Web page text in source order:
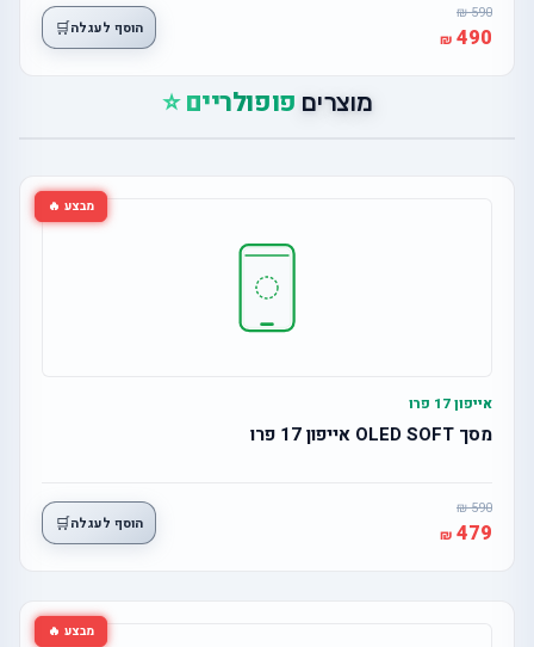
590
490 הוסף לעגלה🛒
מוצרים פופולריים ⭐
מבצע 🔥
אייפון 17 פרו
מסך OLED SOFT אייפון 17 פרו
590
479 הוסף לעגלה🛒
מבצע 🔥